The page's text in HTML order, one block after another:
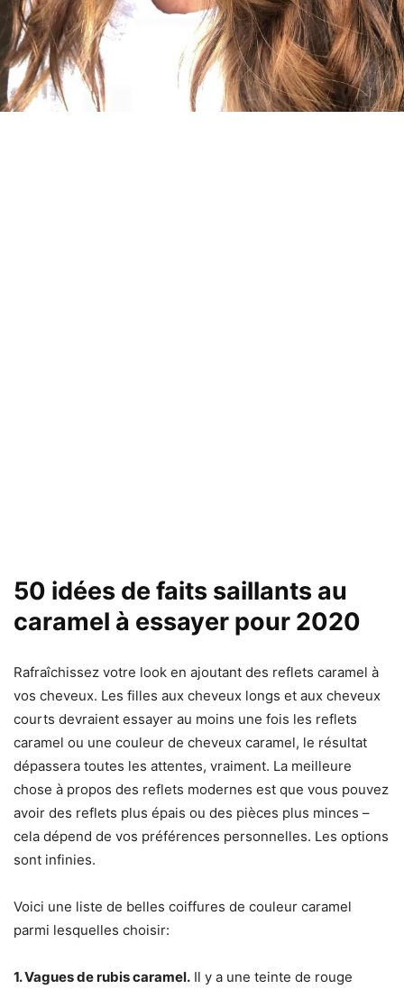
50 idées de faits saillants au
caramel à essayer pour 2020
Rafraîchissez votre look en ajoutant des reflets caramel à
vos cheveux. Les filles aux cheveux longs et aux cheveux
courts devraient essayer au moins une fois les reflets
caramel ou une couleur de cheveux caramel, le résultat
dépassera toutes les attentes, vraiment. La meilleure
chose à propos des reflets modernes est que vous pouvez
avoir des reflets plus épais ou des pièces plus minces –
cela dépend de vos préférences personnelles. Les options
sont infinies.
Voici une liste de belles coiffures de couleur caramel
parmi lesquelles choisir:
1. Vagues de rubis caramel. Il y a une teinte de rouge